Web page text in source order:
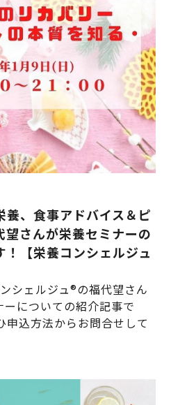
、食事アドバイス＆ピ
望さんが栄養セミナーの
【栄養コンシェルジュ
シェルジュ®の福代望さん
についての紹介記事で
申込方法からお問合せして